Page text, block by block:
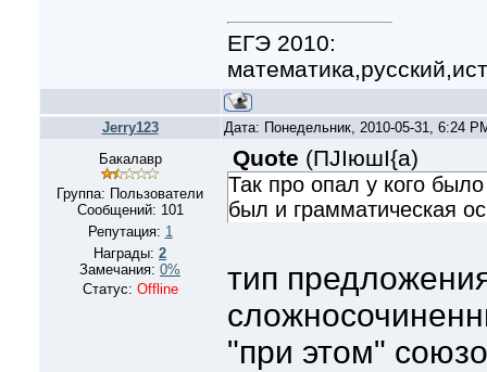
ЕГЭ 2010:
Jerry123
Дата: Понедельник, 2010-05-31, 6:24
Бакалавр
Группа: Пользователи
Сообщений: 101
Репутация: 1
Награды: 2
Замечания: 0%
Статус: Offline
Quote (ПJIюшI{а)
Так про опал у кого
был и грамматическая
тип
"при этом"